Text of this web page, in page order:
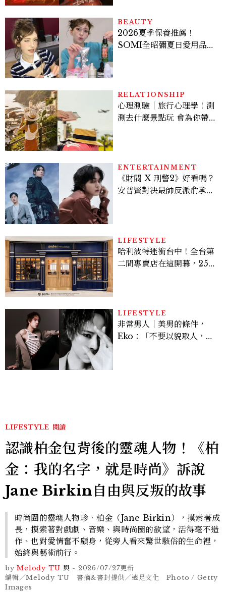
BEAUTY
2026夏季保養推薦！
SOMI全昭彌夏日愛用品公
RELATIONSHIP
心理測驗｜旅行心理學！測
測去什麼景點玩 會為你帶來
ENTERTAINMENT
《財閥 X 刑警2》好看嗎？
安普賢對決最帥反派俞承
多大？
LIFESTYLE
哈利波特迷衝台中！全台第
二間專賣店在這開幕，25週
LIFESTYLE
非常男人｜美男的條件，
Eko：「不要以貌取人，內
LIFESTYLE 閱讀
認識柏金包背後的靈魂人物！《柏
金：我的名字，就是時尚》訴說
Jane Birkin自由與反叛的故事
時尚圈的靈魂人物珍．柏金（Jane Birkin），摸索著成
長，摸索著對戲劇、音樂、與時尚圈的欲望，活得毫不造
作、也對愛情奮不顧身，從旁人看來驚世駭俗的生命裡，
始終與藝術前行。
by Melody TU 與 - 2026/07/27更新
編輯／Melody TU 書摘&書封提供／遠足文化 Photo / Getty
Images